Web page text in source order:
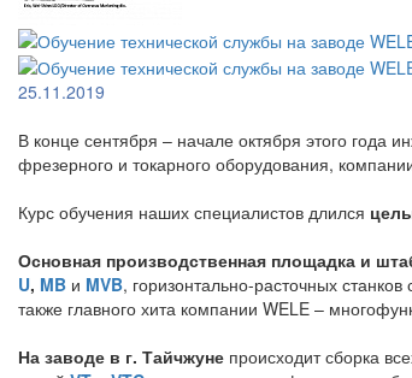
25.11.2019
В конце сентября – начале октября этого года
фрезерного и токарного оборудования,
Курс обучения наших специалистов длился
Основная производственная площадка и
U, MB и MVB, горизонтально-расточных станков
также главного хита компании WELE –
На заводе в г. Тайчжуне происходит сборка